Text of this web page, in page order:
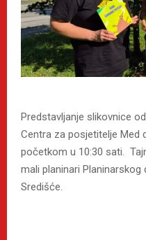
Predstavljanje slikovnice
Centra za posjetitelje Med
početkom u 10:30 sati.
mali planinari Planinarskog
Središće.